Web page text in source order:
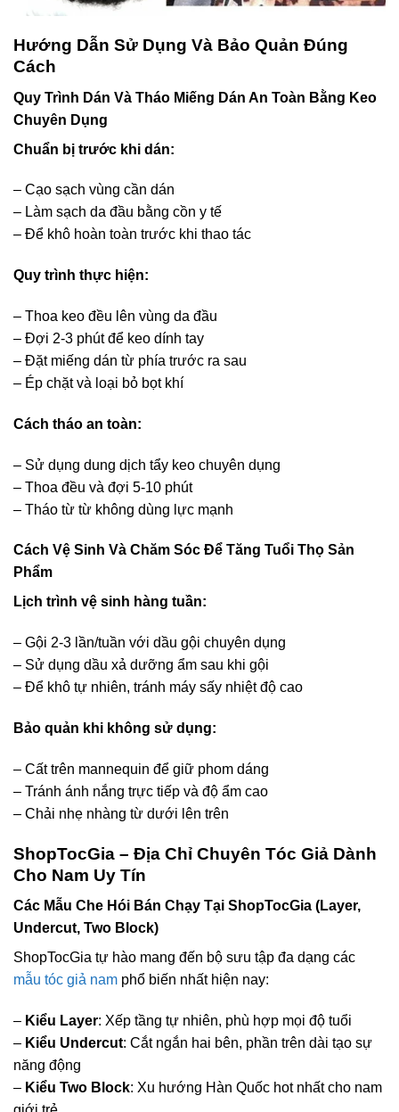
Hướng Dẫn Sử Dụng Và Bảo Quản Đúng
Cách
Quy Trình Dán Và Tháo Miếng Dán An Toàn Bằng Keo
Chuyên Dụng
Chuẩn bị trước khi dán:
– Cạo sạch vùng cần dán
– Làm sạch da đầu bằng cồn y tế
– Để khô hoàn toàn trước khi thao tác
Quy trình thực hiện:
– Thoa keo đều lên vùng da đầu
– Đợi 2-3 phút để keo dính tay
– Đặt miếng dán từ phía trước ra sau
– Ép chặt và loại bỏ bọt khí
Cách tháo an toàn:
– Sử dụng dung dịch tẩy keo chuyên dụng
– Thoa đều và đợi 5-10 phút
– Tháo từ từ không dùng lực mạnh
Cách Vệ Sinh Và Chăm Sóc Để Tăng Tuổi Thọ Sản
Phẩm
Lịch trình vệ sinh hàng tuần:
– Gội 2-3 lần/tuần với dầu gội chuyên dụng
– Sử dụng dầu xả dưỡng ẩm sau khi gội
– Để khô tự nhiên, tránh máy sấy nhiệt độ cao
Bảo quản khi không sử dụng:
– Cất trên mannequin để giữ phom dáng
– Tránh ánh nắng trực tiếp và độ ẩm cao
– Chải nhẹ nhàng từ dưới lên trên
ShopTocGia – Địa Chỉ Chuyên Tóc Giả Dành
Cho Nam Uy Tín
Các Mẫu Che Hói Bán Chạy Tại ShopTocGia (Layer,
Undercut, Two Block)
ShopTocGia tự hào mang đến bộ sưu tập đa dạng các
mẫu tóc giả nam phổ biến nhất hiện nay:
– Kiểu Layer: Xếp tầng tự nhiên, phù hợp mọi độ tuổi
– Kiểu Undercut: Cắt ngắn hai bên, phần trên dài tạo sự
năng động
– Kiểu Two Block: Xu hướng Hàn Quốc hot nhất cho nam